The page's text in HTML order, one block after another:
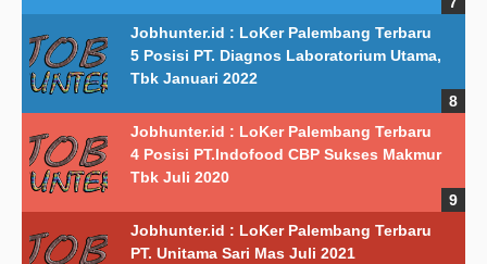
Jobhunter.id : LoKer Palembang Terbaru
5 Posisi PT. Diagnos Laboratorium Utama,
Tbk Januari 2022
Jobhunter.id : LoKer Palembang Terbaru
4 Posisi PT.Indofood CBP Sukses Makmur
Tbk Juli 2020
Jobhunter.id : LoKer Palembang Terbaru
PT. Unitama Sari Mas Juli 2021